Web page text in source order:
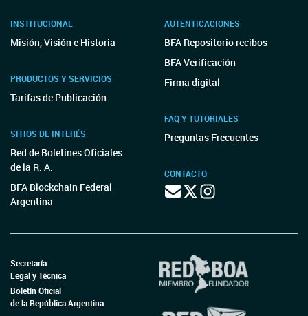
INSTITUCIONAL
Misión, Visión e Historia
PRODUCTOS Y SERVICIOS
Tarifas de Publicación
SITIOS DE INTERÉS
Red de Boletines Oficiales
de la R. A.
BFA Blockchain Federal
Argentina
AUTENTICACIONES
BFA Repositorio recibos
BFA Verificación
Firma digital
FAQ Y TUTORIALES
Preguntas Frecuentes
CONTACTO
Secretaría
Legal y Técnica
Boletín Oficial
de la República Argentina